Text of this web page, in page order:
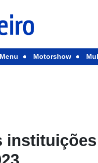
Menu Motorshow
instituições